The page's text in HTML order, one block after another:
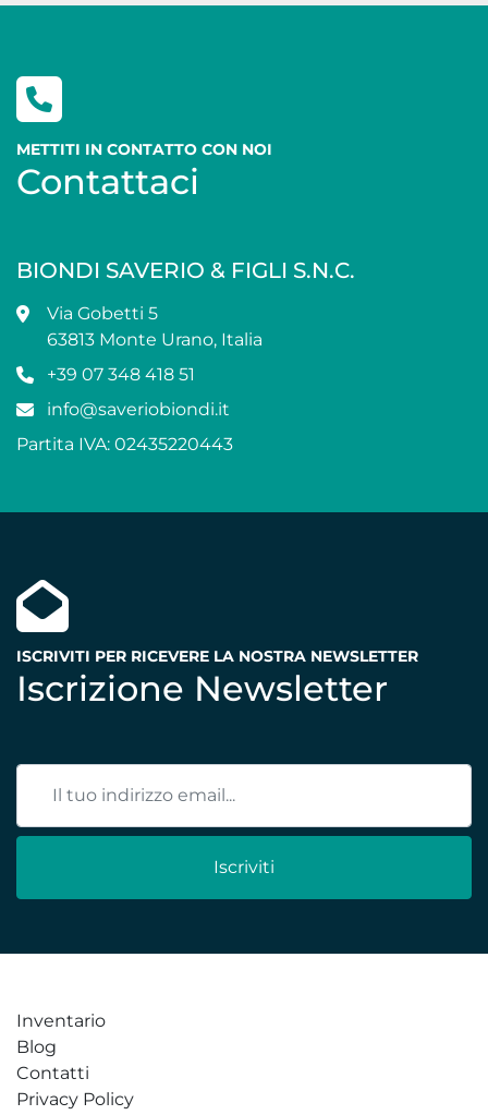
METTITI IN CONTATTO CON NOI
Contattaci
BIONDI SAVERIO & FIGLI S.N.C.
Via Gobetti 5
63813 Monte Urano, Italia
+39 07 348 418 51
info@saveriobiondi.it
Partita IVA: 02435220443
ISCRIVITI PER RICEVERE LA NOSTRA NEWSLETTER
Iscrizione Newsletter
Iscriviti
Inventario
Blog
Contatti
Privacy Policy